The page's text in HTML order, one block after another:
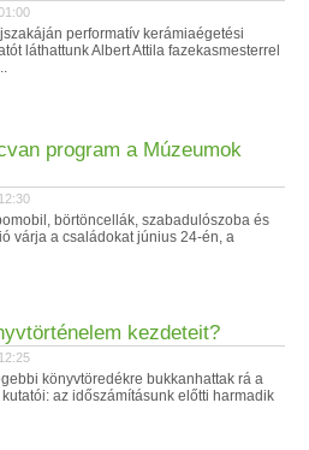
performatív kerámiaégetési
láthattunk Albert Attila fazekasmesterrel
program a Múzeumok
börtöncellák, szabadulószoba és
várja a családokat június 24-én, a
kezdeteit?
könyvtöredékre bukkanhattak rá a
az időszámításunk előtti harmadik